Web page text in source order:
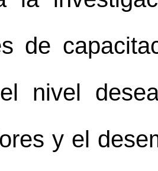
de
nivel
y el